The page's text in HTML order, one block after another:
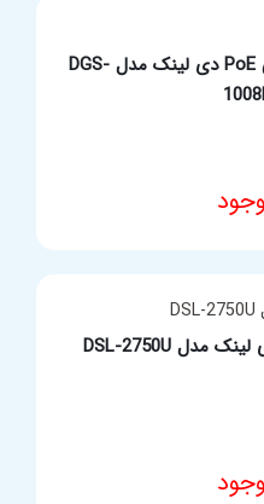
سوئیچ ۸ پورت گیگابیتی PoE دی لینک مدل DGS-